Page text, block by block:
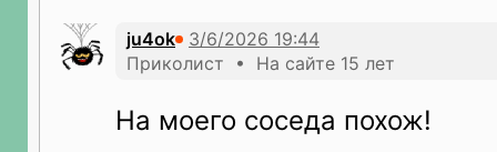
ju4ok
Приколист • На сайте 15 лет
На моего соседа похож!